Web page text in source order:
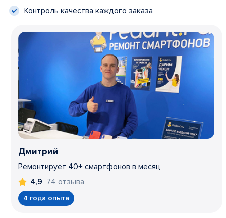
Контроль качества каждого заказа
Дмитрий
Ремонтирует 40+ смартфонов в месяц
4,9 74 отзыва
4 года опыта